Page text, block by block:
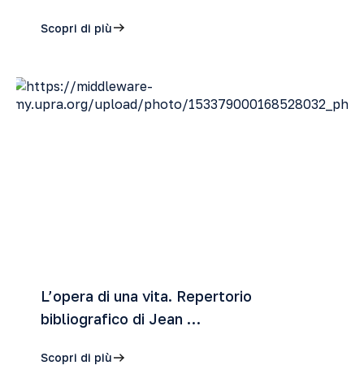
Scopri di più
L’opera di una vita. Repertorio
bibliografico di Jean …
Scopri di più